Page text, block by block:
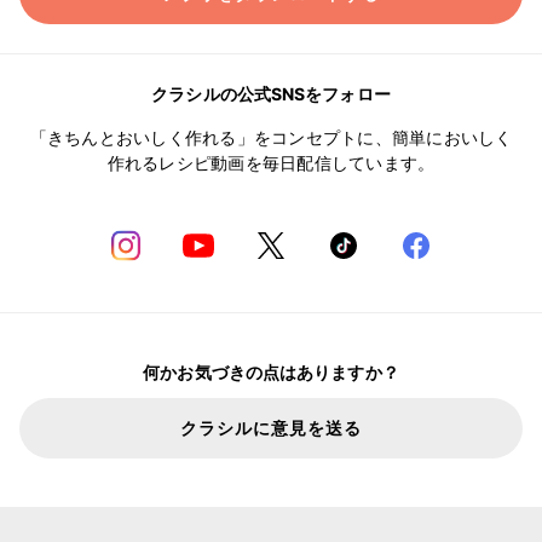
クラシルの公式SNSをフォロー
「きちんとおいしく作れる」をコンセプトに、簡単においしく
作れるレシピ動画を毎日配信しています。
何かお気づきの点はありますか？
クラシルに意見を送る